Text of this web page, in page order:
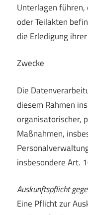
Unterlagen führen,
oder Teilakten
die Erledigung
Zwecke
Die
diesem Rahmen
organisatorischer,
Maßnahmen,
insbesondere Art.
Auskunftspflicht
Eine Pflicht zur